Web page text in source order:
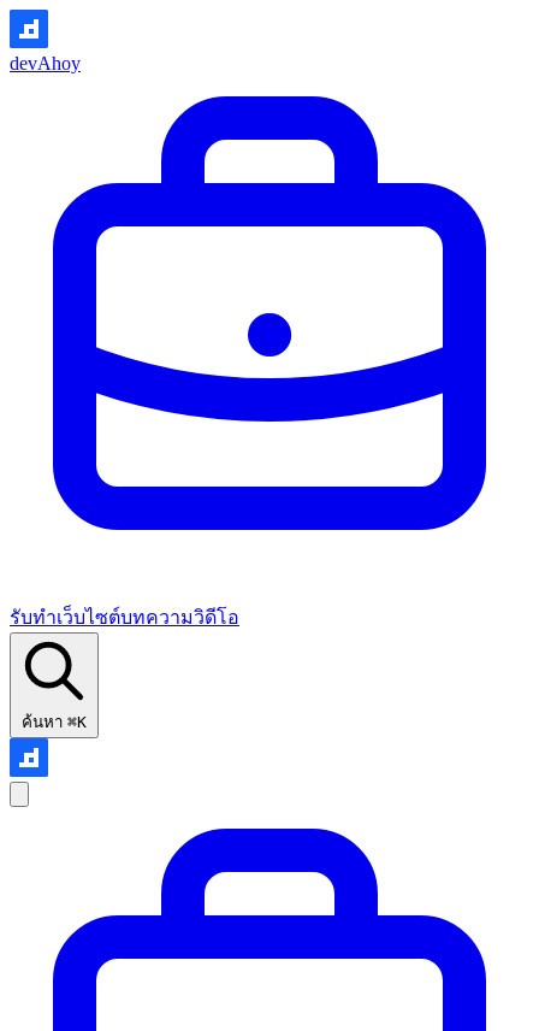
devAhoy
รับทำเว็บไซต์บทความวิดีโอ
ค้นหา ⌘K